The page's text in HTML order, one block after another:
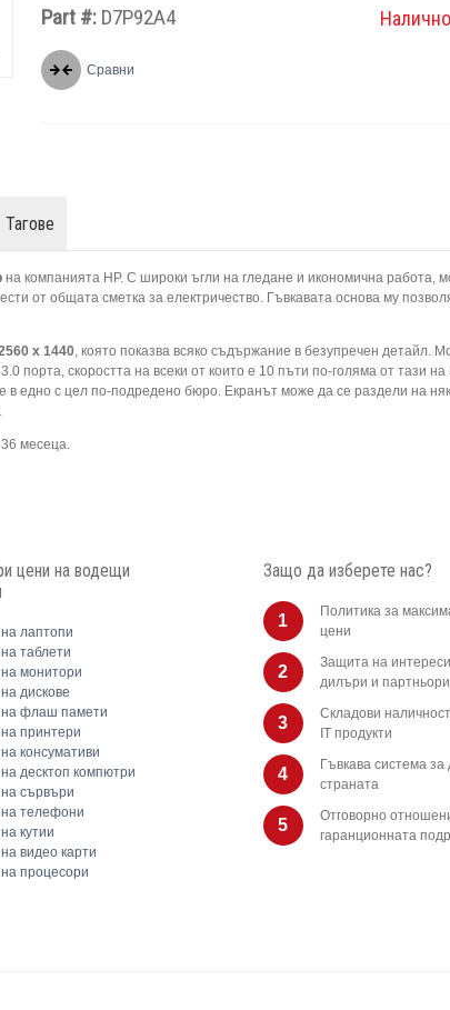
Part #: D7P92A4
Сравни
Тагове
на компанията HP. С широки ъгли на гледане и икономична работа,
от общата сметка за електричество. Гъвкавата основа му
х 1440, която показва всяко съдържание в безупречен детайл.
порта, скоростта на всеки от които е 10 пъти по-голяма от тази на
в едно с цел по-подредено бюро. Екранът може да се раздели на
36 месеца.
цени на водещи
лаптопи
таблети
монитори
дискове
флаш памети
принтери
консумативи
десктоп компютри
сървъри
телефони
кутии
видео карти
процесори
Защо да изберете нас?
1
Политика за
цени
2
Защита на
дилъри и партньори
3
Складови
IT продукти
4
Гъвкава система за
страната
5
Отговорно
гаранционната